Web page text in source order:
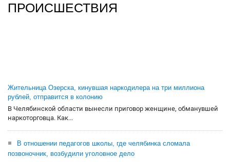
ПРОИСШЕСТВИЯ
Жительница Озерска, кинувшая наркодилера на три миллиона
рублей, отправится в колонию
В Челябинской области вынесли приговор женщине, обманувшей
наркоторговца. Как...
В отношении педагогов школы, где челябинка сломала
позвоночник, возбудили уголовное дело